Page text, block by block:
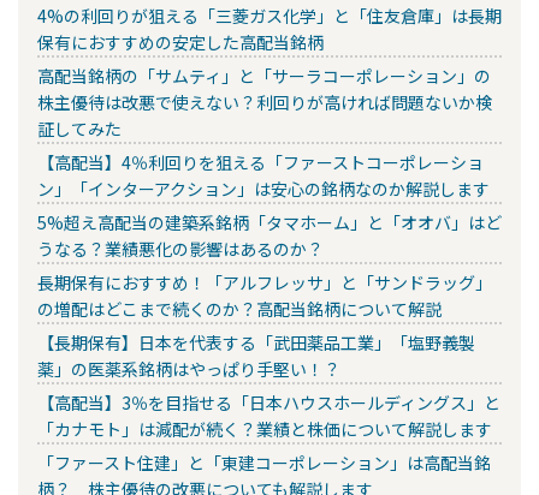
4%の利回りが狙える「三菱ガス化学」と「住友倉庫」は長期
保有におすすめの安定した高配当銘柄
高配当銘柄の「サムティ」と「サーラコーポレーション」の
株主優待は改悪で使えない？利回りが高ければ問題ないか検
証してみた
【高配当】4％利回りを狙える「ファーストコーポレーショ
ン」「インターアクション」は安心の銘柄なのか解説します
5%超え高配当の建築系銘柄「タマホーム」と「オオバ」はど
うなる？業績悪化の影響はあるのか？
長期保有におすすめ！「アルフレッサ」と「サンドラッグ」
の増配はどこまで続くのか？高配当銘柄について解説
【長期保有】日本を代表する「武田薬品工業」「塩野義製
薬」の医薬系銘柄はやっぱり手堅い！？
【高配当】3％を目指せる「日本ハウスホールディングス」と
「カナモト」は減配が続く？業績と株価について解説します
「ファースト住建」と「東建コーポレーション」は高配当銘
柄？ 株主優待の改悪についても解説します